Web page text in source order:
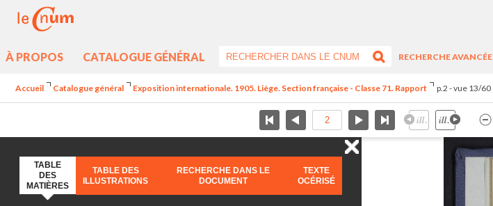
À PROPOS CATALOGUE GÉNÉRAL
RECHERCHE AVANCÉE
Accueil Catalogue général Exposition internationale. 1905. Liège. Section française - Classe 71. Rapport p.2 - vue 13/60
TABLE
DES
MATIÈRES
TABLE DES
ILLUSTRATIONS
RECHERCHE DANS LE
DOCUMENT
TEXTE
OCÉRISÉ